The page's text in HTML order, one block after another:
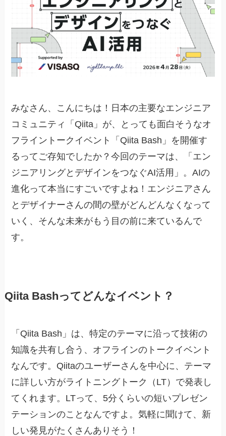
みなさん、こんにちは！日本の主要なエンジニア
コミュニティ「Qiita」が、とっても面白そうなオ
フライントークイベント「Qiita Bash」を開催す
るってご存知でしたか？今回のテーマは、「エン
ジニアリングとデザインをつなぐAI活用」。AIの
進化って本当にすごいですよね！エンジニアさん
とデザイナーさんの間の壁がどんどんなくなって
いく、そんな未来がもう目の前に来ているんで
す。
Qiita Bashってどんなイベント？
「Qiita Bash」は、特定のテーマに沿って技術の
知識を共有し合う、オフラインのトークイベント
なんです。Qiitaのユーザーさんを中心に、テーマ
に詳しい方がライトニングトーク（LT）で発表し
てくれます。LTって、5分くらいの短いプレゼン
テーションのことなんですよ。気軽に聞けて、新
しい発見がたくさんありそう！